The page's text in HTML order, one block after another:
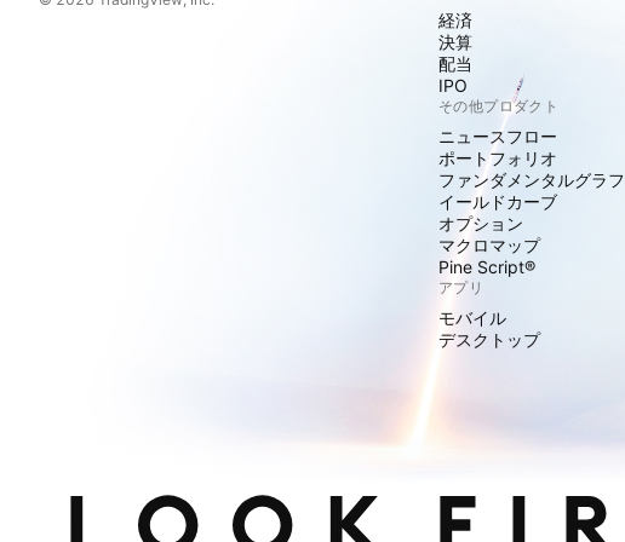
経済
決算
配当
IPO
その他プロダクト
ニュースフロー
ポートフォリオ
ファンダメンタルグラフ
イールドカーブ
オプション
マクロマップ
Pine Script®
アプリ
モバイル
デスクトップ